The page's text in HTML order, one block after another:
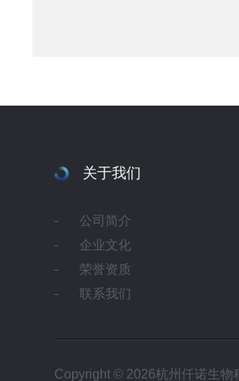
关于我们
公司简介
企业文化
荣誉资质
联系我们
Copyright © 2026杭州仟诺生